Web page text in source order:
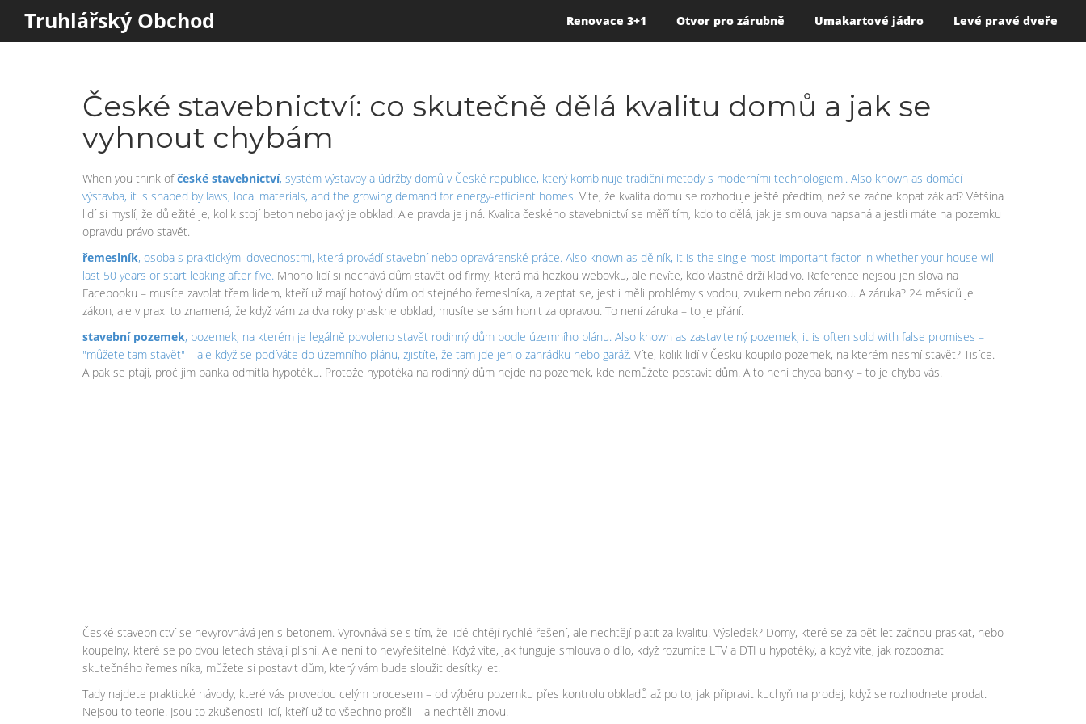
Truhlářský Obchod Renovace 3+1 Otvor pro zárubně Umakartové jádro Levé pravé dveře
České stavebnictví: co skutečně dělá kvalitu domů a jak se
vyhnout chybám
When you think ofčeské stavebnictví, systém výstavby a údržby domů v České republice, který kombinuje tradiční metody s moderními technologiemi. Also known as domácí
výstavba, it is shaped by laws, local materials, and the growing demand for energy-efficient homes. Víte, že kvalita domu se rozhoduje ještě předtím, než se začne kopat základ? Většina
lidí si myslí, že důležité je, kolik stojí beton nebo jaký je obklad. Ale pravda je jiná. Kvalita českého stavebnictví se měří tím, kdo to dělá, jak je smlouva napsaná a jestli máte na pozemku
opravdu právo stavět.
řemeslník, osoba s praktickými dovednostmi, která provádí stavební nebo opravárenské práce. Also known as dělník, it is the single most important factor in whether your house will
last 50 years or start leaking after five. Mnoho lidí si nechává dům stavět od firmy, která má hezkou webovku, ale nevíte, kdo vlastně drží kladivo. Reference nejsou jen slova na
Facebooku – musíte zavolat třem lidem, kteří už mají hotový dům od stejného řemeslníka, a zeptat se, jestli měli problémy s vodou, zvukem nebo zárukou. A záruka? 24 měsíců je
zákon, ale v praxi to znamená, že když vám za dva roky praskne obklad, musíte se sám honit za opravou. To není záruka – to je přání.
stavební pozemek, pozemek, na kterém je legálně povoleno stavět rodinný dům podle územního plánu. Also known as zastavitelný pozemek, it is often sold with false promises –
"můžete tam stavět" – ale když se podíváte do územního plánu, zjistíte, že tam jde jen o zahrádku nebo garáž. Víte, kolik lidí v Česku koupilo pozemek, na kterém nesmí stavět? Tisíce.
A pak se ptají, proč jim banka odmítla hypotéku. Protože hypotéka na rodinný dům nejde na pozemek, kde nemůžete postavit dům. A to není chyba banky – to je chyba vás.
České stavebnictví se nevyrovnává jen s betonem. Vyrovnává se s tím, že lidé chtějí rychlé řešení, ale nechtějí platit za kvalitu. Výsledek? Domy, které se za pět let začnou praskat, nebo
koupelny, které se po dvou letech stávají plísní. Ale není to nevyřešitelné. Když víte, jak funguje smlouva o dílo, když rozumíte LTV a DTI u hypotéky, a když víte, jak rozpoznat
skutečného řemeslníka, můžete si postavit dům, který vám bude sloužit desítky let.
Tady najdete praktické návody, které vás provedou celým procesem – od výběru pozemku přes kontrolu obkladů až po to, jak připravit kuchyň na prodej, když se rozhodnete prodat.
Nejsou to teorie. Jsou to zkušenosti lidí, kteří už to všechno prošli – a nechtěli znovu.